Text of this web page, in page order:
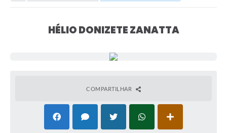
HÉLIO DONIZETE ZANATTA
COMPARTILHAR